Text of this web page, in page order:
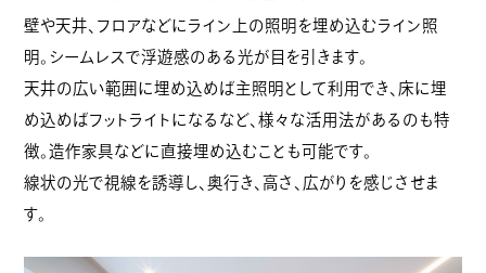
壁や天井、フロアなどにライン上の照明を埋め込むライン照
明。シームレスで浮遊感のある光が目を引きます。
天井の広い範囲に埋め込めば主照明として利用でき、床に埋
め込めばフットライトになるなど、様々な活用法があるのも特
徴。造作家具などに直接埋め込むことも可能です。
線状の光で視線を誘導し、奥行き、高さ、広がりを感じさせま
す。